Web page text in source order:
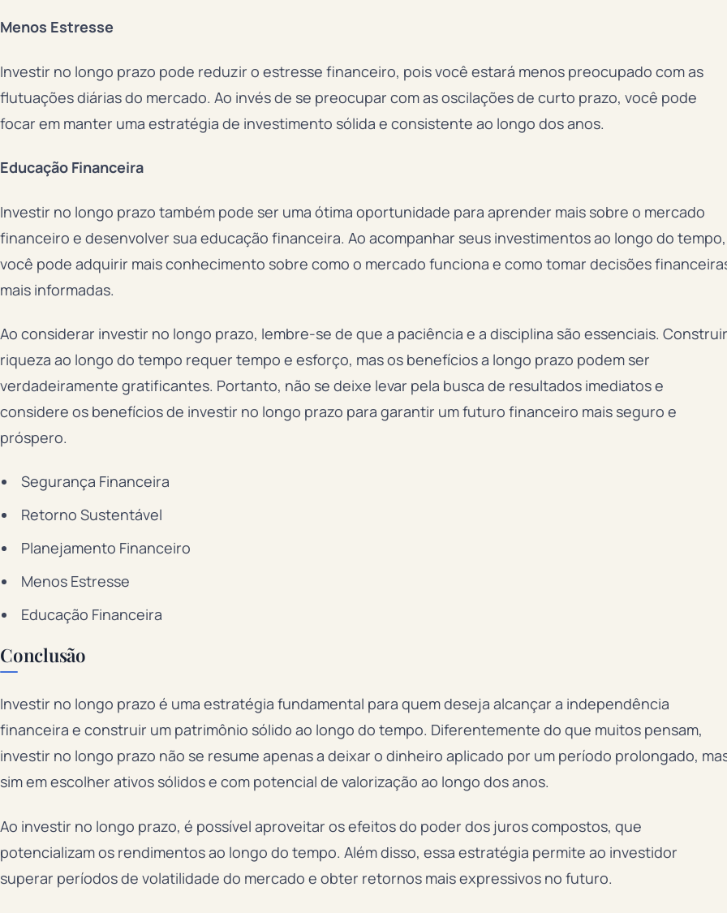
Menos Estresse
Investir no longo prazo pode reduzir o estresse financeiro, pois você estará menos preocupado com as
flutuações diárias do mercado. Ao invés de se preocupar com as oscilações de curto prazo, você pode
focar em manter uma estratégia de investimento sólida e consistente ao longo dos anos.
Educação Financeira
Investir no longo prazo também pode ser uma ótima oportunidade para aprender mais sobre o mercado
financeiro e desenvolver sua educação financeira. Ao acompanhar seus investimentos ao longo do tempo,
você pode adquirir mais conhecimento sobre como o mercado funciona e como tomar decisões
mais informadas.
Ao considerar investir no longo prazo, lembre-se de que a paciência e a disciplina são essenciais. Construir
riqueza ao longo do tempo requer tempo e esforço, mas os benefícios a longo prazo podem ser
verdadeiramente gratificantes. Portanto, não se deixe levar pela busca de resultados imediatos e
considere os benefícios de investir no longo prazo para garantir um futuro financeiro mais seguro e
próspero.
Segurança Financeira
Retorno Sustentável
Planejamento Financeiro
Menos Estresse
Educação Financeira
Conclusão
Investir no longo prazo é uma estratégia fundamental para quem deseja alcançar a independência
financeira e construir um patrimônio sólido ao longo do tempo. Diferentemente do que muitos pensam,
investir no longo prazo não se resume apenas a deixar o dinheiro aplicado por um período prolongado,
sim em escolher ativos sólidos e com potencial de valorização ao longo dos anos.
Ao investir no longo prazo, é possível aproveitar os efeitos do poder dos juros compostos, que
potencializam os rendimentos ao longo do tempo. Além disso, essa estratégia permite ao investidor
superar períodos de volatilidade do mercado e obter retornos mais expressivos no futuro.